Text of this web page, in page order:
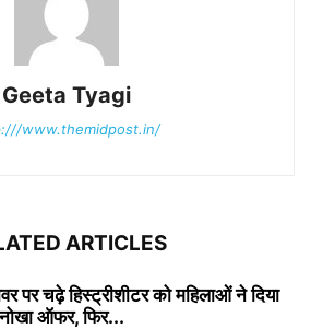
Geeta Tyagi
www.themidpost.in/
ARTICLES
पर चढ़े हिस्ट्रीशीटर को महिलाओं ने दिया
ऑफर, फिर...